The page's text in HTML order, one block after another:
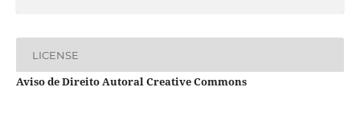
LICENSE
Aviso de Direito Autoral Creative Commons